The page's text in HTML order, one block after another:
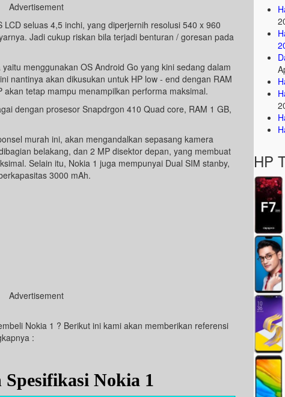
Advertisement
seluas 4,5 inchi, yang diperjernih resolusi 540 x 960
Jadi cukup riskan bila terjadi benturan / goresan pada
menggunakan OS Android Go yang kini sedang dalam
nantinya akan dikusukan untuk HP low - end dengan RAM
tetap mampu menampilkan performa maksimal.
dengan prosesor Snapdrgon 410 Quad core, RAM 1 GB,
murah ini, akan mengandalkan sepasang kamera
belakang, dan 2 MP disektor depan, yang membuat
Selain itu, Nokia 1 juga mempunyai Dual SIM stanby,
3000 mAh.
Advertisement
Nokia 1 ? Berikut ini kami akan memberikan referensi
:
Nokia 1
HP